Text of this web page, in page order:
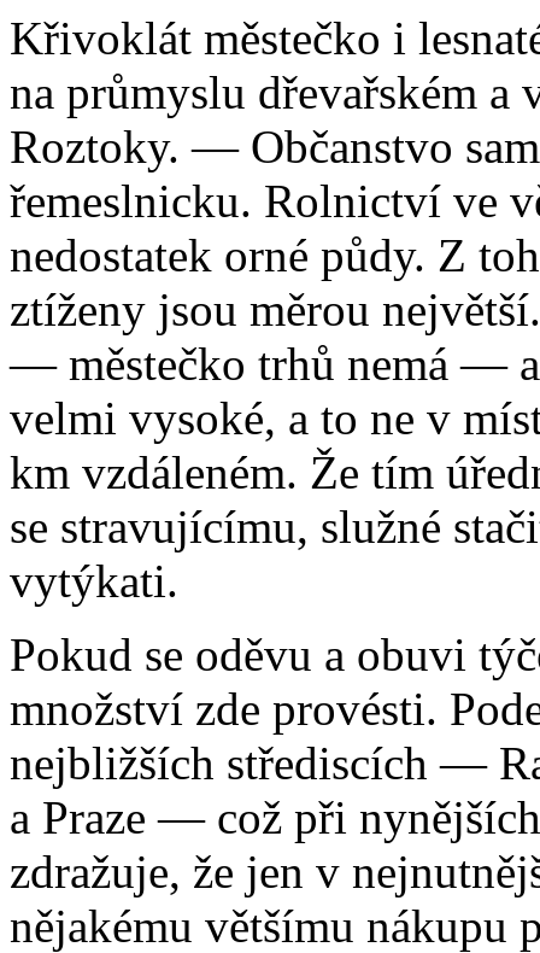
Křivoklát městečko i
na průmyslu dřevařském
Roztoky. — Občanstvo
řemeslnicku. Rolnictví ve
nedostatek orné půdy. Z
ztíženy jsou měrou
— městečko trhů nemá — a
velmi vysoké, a to ne v
km vzdáleném. Že tím
se stravujícímu, služné
vytýkati.
Pokud se oděvu a obuvi
množství zde provésti.
nejbližších střediscích —
a Praze — což při
zdražuje, že jen v
nějakému většímu nákupu